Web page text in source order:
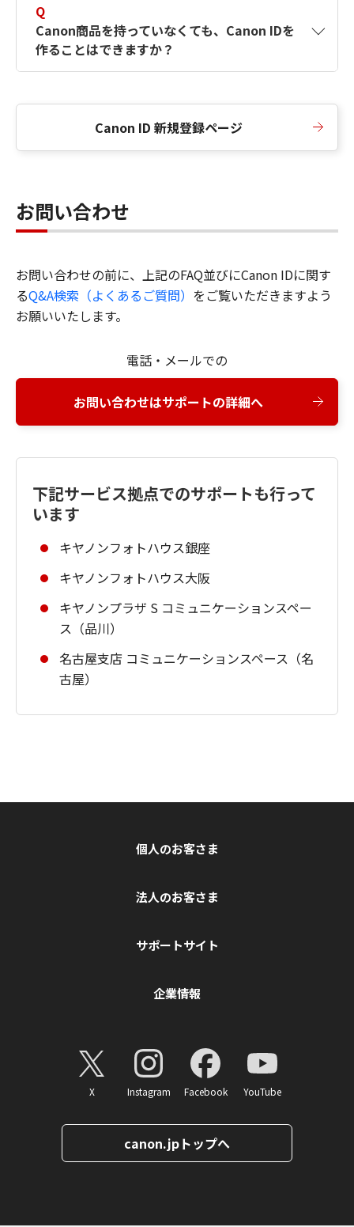
Q
Canon商品を持っていなくても、Canon IDを
作ることはできますか？
Canon ID 新規登録ページ
お問い合わせ
お問い合わせの前に、上記のFAQ並びにCanon IDに関す
るQ&A検索（よくあるご質問） をご覧いただきますよう
お願いいたします。
電話・メールでの
お問い合わせはサポートの詳細へ
下記サービス拠点でのサポートも行って
います
キヤノンフォトハウス銀座
キヤノンフォトハウス大阪
キヤノンプラザ S コミュニケーションスペー
ス（品川）
名古屋支店 コミュニケーションスペース（名
古屋）
個人のお客さま
法人のお客さま
サポートサイト
企業情報
X Instagram Facebook YouTube
canon.jpトップへ